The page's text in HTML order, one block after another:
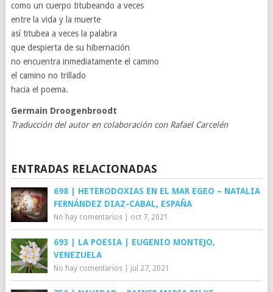
como un cuerpo titubeando a veces
entre la vida y la muerte
así titubea a veces la palabra
que despierta de su hibernación
no encuentra inmediatamente el camino
el camino no trillado
hacia el poema.
Germain Droogenbroodt
Traducción del autor en colaboración con Rafael Carcelén
ENTRADAS RELACIONADAS
698 | HETERODOXIAS EN EL MAR EGEO – NATALIA
FERNÁNDEZ DIAZ-CABAL, ESPAÑA
No hay comentarios| oct 7, 2021
693 | LA POESIA | EUGENIO MONTEJO,
VENEZUELA
No hay comentarios| jul 27, 2021